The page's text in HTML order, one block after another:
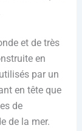
et de très
en
par un
en tête que
de
de la mer.